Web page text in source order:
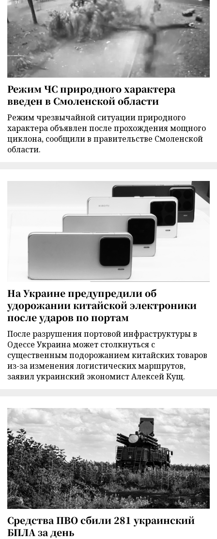
Режим ЧС природного характера
введен в Смоленской области
Режим чрезвычайной ситуации природного
характера объявлен после прохождения мощного
циклона, сообщили в правительстве Смоленской
области.
На Украине предупредили об
удорожании китайской электроники
после ударов по портам
После разрушения портовой инфраструктуры в
Одессе Украина может столкнуться с
существенным подорожанием китайских товаров
из-за изменения логистических маршрутов,
заявил украинский экономист Алексей Кущ.
Средства ПВО сбили 281 украинский
БПЛА за день